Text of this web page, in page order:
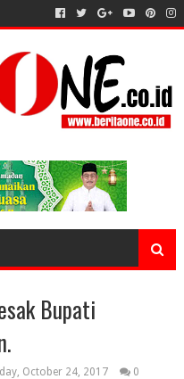
Bupati
October 24, 2017 0